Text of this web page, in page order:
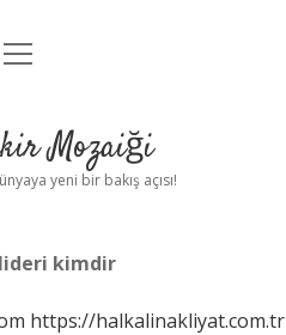
Uyarı
menüyü
Mozaiği
yeni bir bakış açısı!
kimdir
https://halkalinakliyat.com.tr